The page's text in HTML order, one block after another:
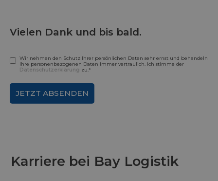
Vielen Dank und bis bald.
Wir nehmen den Schutz Ihrer persönlichen Daten sehr ernst und behandeln
Ihre personenbezogenen Daten immer vertraulich. Ich stimme der
Datenschutzerklärung zu.*
Karriere bei Bay Logistik